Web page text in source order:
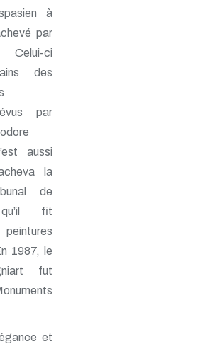
à
par
Celui-ci
des
par
aussi
la
de
fit
1987, le
fut
et